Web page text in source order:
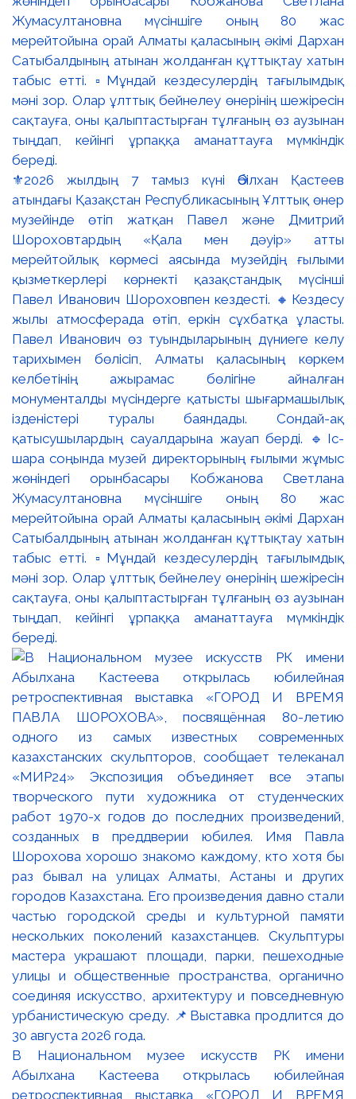
⚜️2026 жылдың 7 тамыз күні Әбілхан Қастеев
атындағы Қазақстан Республикасының Ұлттық өнер
музейінде өтіп жатқан Павел және Дмитрий
Шороховтардың «Қала мен дәуір» атты
мерейтойлық көрмесі аясында музейдің ғылыми
қызметкерлері көрнекті қазақстандық мүсінші
Павел Иванович Шороховпен кездесті. 🔸Кездесу
жылы атмосферада өтіп, еркін сұхбатқа ұласты.
Павел Иванович өз туындыларының дүниеге келу
тарихымен бөлісіп, Алматы қаласының көркем
келбетінің ажырамас бөлігіне айналған
монументалды мүсіндерге қатысты шығармашылық
ізденістері туралы баяндады. Сондай-ақ
қатысушылардың сауалдарына жауап берді. 🔹Іс-
шара соңында музей директорының ғылыми жұмыс
жөніндегі орынбасары Кобжанова Светлана
Жумасултановна мүсіншіге оның 80 жас
мерейтойына орай Алматы қаласының әкімі Дархан
Сатыбалдының атынан жолданған құттықтау хатын
табыс етті. ▫️Мұндай кездесулердің тағылымдық
мәні зор. Олар ұлттық бейнелеу өнерінің шежіресін
сақтауға, оны қалыптастырған тұлғаның өз аузынан
тыңдап, кейінгі ұрпаққа аманаттауға мүмкіндік
береді.
В Национальном музее искусств РК имени
Абылхана Кастеева открылась юбилейная
ретроспективная выставка «ГОРОД И ВРЕМЯ